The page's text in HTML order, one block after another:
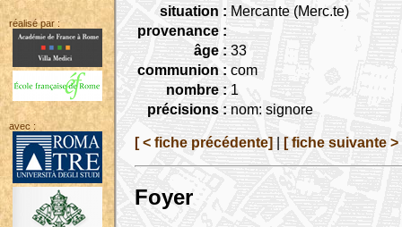
réalisé par :
avec :
situation : Mercante (Merc.te)
provenance :
âge : 33
communion : com
nombre : 1
précisions : nom: signore
[ < fiche précédente] [ fiche suivante >
Foyer